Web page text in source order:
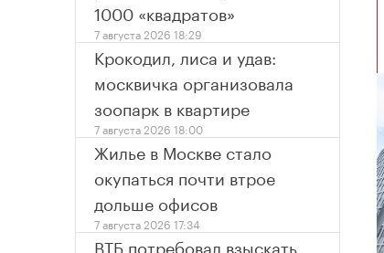
1000 «квадратов»
7 августа 2026 18:29
Крокодил, лиса и удав:
москвичка организовала
зоопарк в квартире
7 августа 2026 18:00
Жилье в Москве стало
окупаться почти втрое
дольше офисов
7 августа 2026 17:34
ВТБ потребовал взыскать